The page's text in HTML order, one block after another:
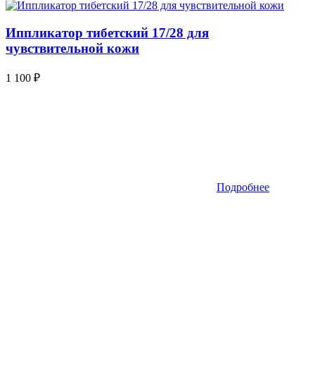
Иппликатор тибетский 17/28 для
чувствительной кожи
1 100 ₽
Подробнее